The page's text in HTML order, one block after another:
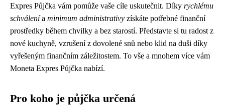
Expres Půjčka vám pomůže vaše cíle uskutečnit. Díky rychlému
schválenía minimum administrativy získáte potřebné finanční
prostředky během chvilky a bez starostí. Představte si tu radost z
nové kuchyně, vzrušení z dovolené snů nebo klid na duši díky
vyřešeným finančním záležitostem. To vše a mnohem více vám
Moneta Expres Půjčka nabízí.
Pro koho je půjčka určená